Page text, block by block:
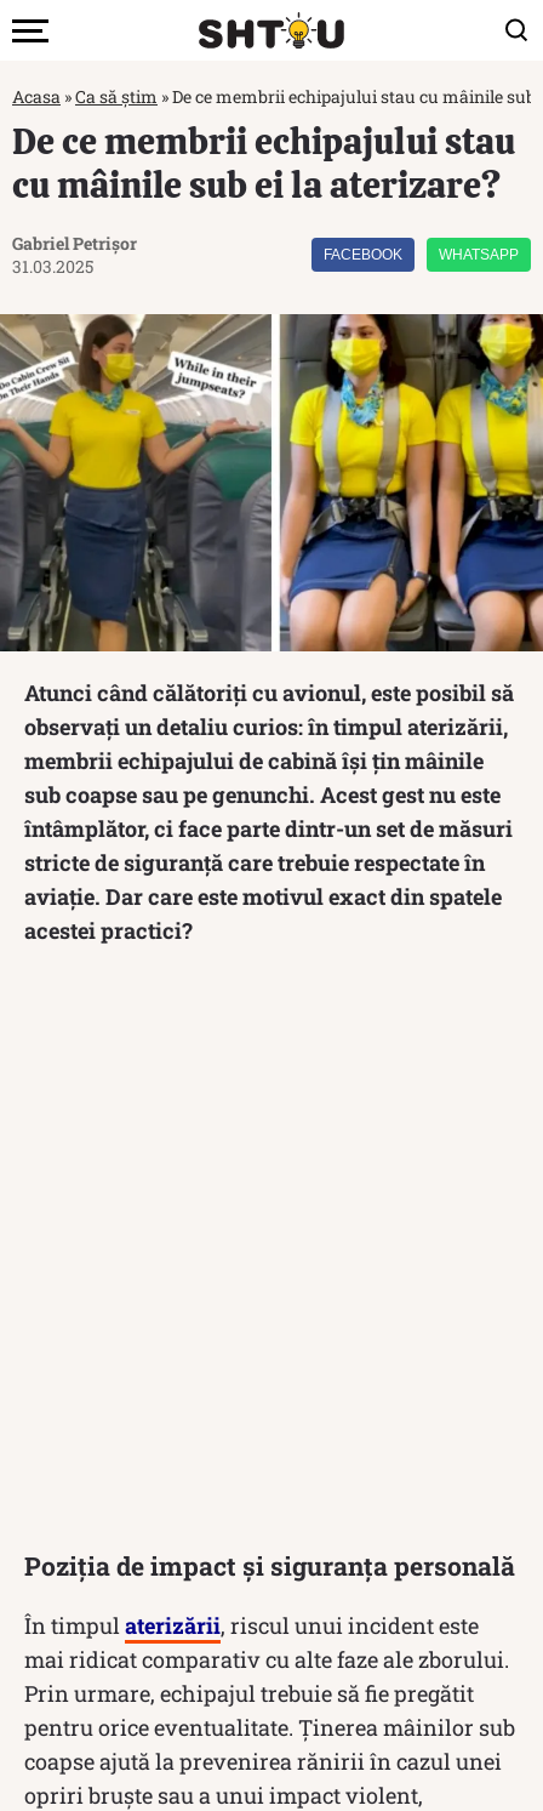
Acasa »Ca să știm »De ce membrii echipajului stau cu mâinile sub
De ce membrii echipajului stau
cu mâinile sub ei la aterizare?
Gabriel Petrișor
31.03.2025
FACEBOOK WHATSAPP
Atunci când călătoriți cu avionul, este posibil să
observați un detaliu curios: în timpul aterizării,
membrii echipajului de cabină își țin mâinile
sub coapse sau pe genunchi. Acest gest nu este
întâmplător, ci face parte dintr-un set de măsuri
stricte de siguranță care trebuie respectate în
aviație. Dar care este motivul exact din spatele
acestei practici?
Poziția de impact și siguranța personală
În timpul aterizării, riscul unui incident este
mai ridicat comparativ cu alte faze ale zborului.
Prin urmare, echipajul trebuie să fie pregătit
pentru orice eventualitate. Ținerea mâinilor sub
coapse ajută la prevenirea rănirii în cazul unei
opriri bruște sau a unui impact violent,